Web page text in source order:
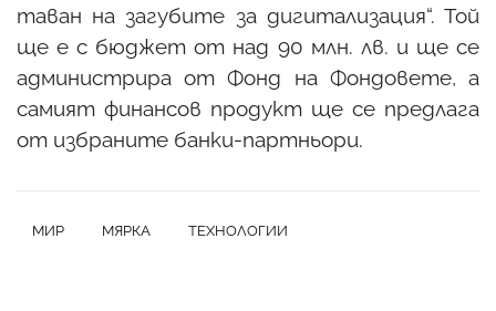
таван на загубите за дигитализация“. Той
ще е с бюджет от над 90 млн. лв. и ще се
администрира от Фонд на Фондовете, а
самият финансов продукт ще се предлага
от избраните банки-партньори.
МИР МЯРКА ТЕХНОЛОГИИ